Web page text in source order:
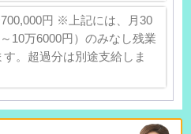
700,000円 ※上記には、月30
10万6000円）のみなし残業
。超過分は別途支給しま